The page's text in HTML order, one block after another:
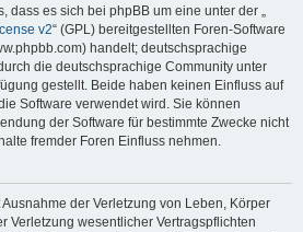
dass es sich bei phpBB um eine unter der „
v2“ (GPL) bereitgestellten Foren-Software
handelt; deutschsprachige
die deutschsprachige Community unter
gestellt. Beide haben keinen Einfluss auf
Software verwendet wird. Sie können
der Software für bestimmte Zwecke nicht
fremder Foren Einfluss nehmen.
Ausnahme der Verletzung von Leben, Körper
Verletzung wesentlicher Vertragspflichten